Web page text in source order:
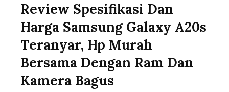
Review Spesifikasi Dan
Harga Samsung Galaxy A20s
Teranyar, Hp Murah
Bersama Dengan Ram Dan
Kamera Bagus